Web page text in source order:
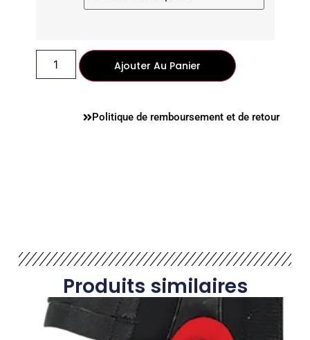
Ajouter Au Panier
Politique de remboursement et de retour
Produits similaires